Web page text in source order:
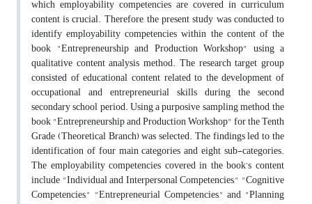
which employability competencies are covered in curriculum
content is crucial. Therefore, the present study was conducted to
identify employability competencies within the content of the
book "Entrepreneurship and Production Workshop" using a
qualitative content analysis method. The research target group
consisted of educational content related to the development of
occupational and entrepreneurial skills during the second
secondary school period. Using a purposive sampling method, the
book "Entrepreneurship and Production Workshop" for the Tenth
Grade (Theoretical Branch) was selected. The findings led to the
identification of four main categories and eight sub-categories.
The employability competencies covered in the book’s content
include "Individual and Interpersonal Competencies," "Cognitive
Competencies," "Entrepreneurial Competencies," and "Planning